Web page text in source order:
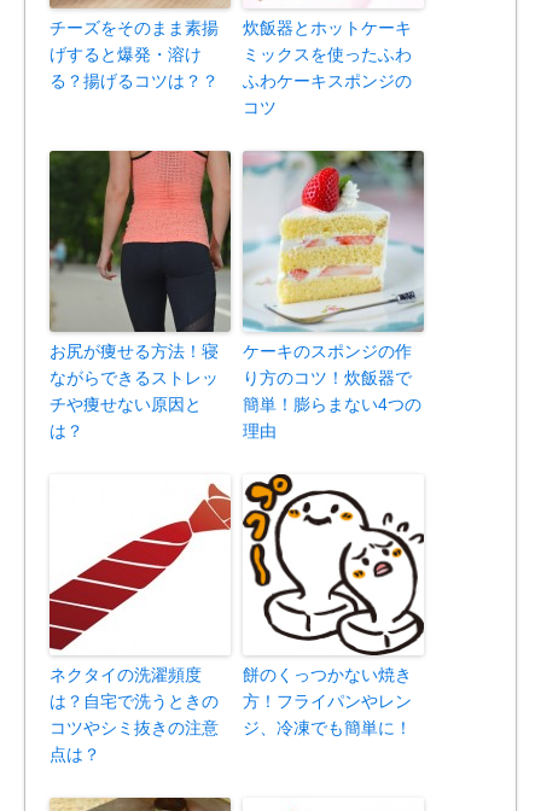
チーズをそのまま素揚
げすると爆発・溶け
る？揚げるコツは？？
炊飯器とホットケーキ
ミックスを使ったふわ
ふわケーキスポンジの
コツ
お尻が痩せる方法！寝
ながらできるストレッ
チや痩せない原因と
は？
ケーキのスポンジの作
り方のコツ！炊飯器で
簡単！膨らまない4つの
理由
ネクタイの洗濯頻度
は？自宅で洗うときの
コツやシミ抜きの注意
点は？
餅のくっつかない焼き
方！フライパンやレン
ジ、冷凍でも簡単に！